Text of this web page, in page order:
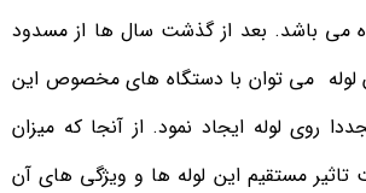
می باشد. بعد از گذشت سال ها از مسدود
می توان با دستگاه های مخصوص این
روی لوله ایجاد نمود. از آنجا که میزان
مستقیم این لوله ها و ویژگی های آن